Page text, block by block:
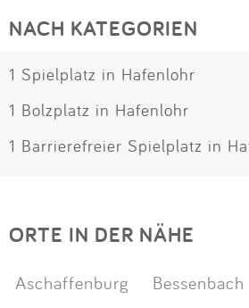
NACH KATEGORIEN
1 Spielplatz in Hafenlohr
1 Bolzplatz in Hafenlohr
1 Barrierefreier Spielplatz in
ORTE IN DER NÄHE
Aschaffenburg Bessenbach